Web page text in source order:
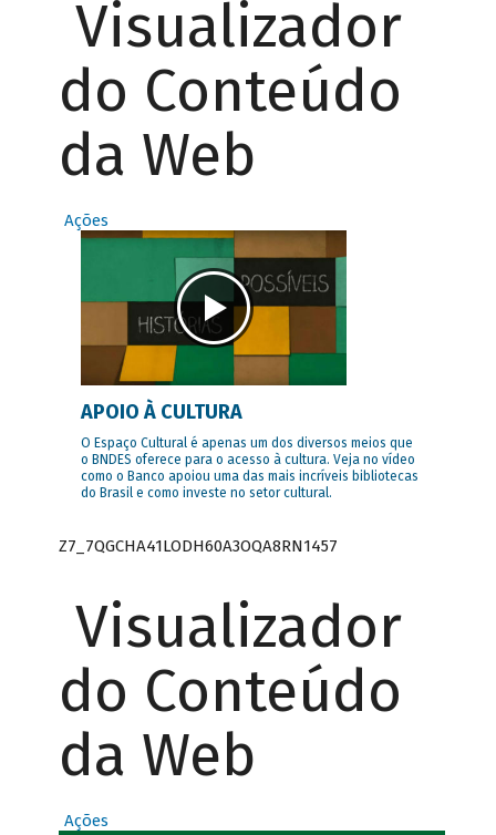
Visualizador
do Conteúdo
da Web
Ações
APOIO À CULTURA
O Espaço Cultural é apenas um dos diversos meios que
o BNDES oferece para o acesso à cultura. Veja no vídeo
como o Banco apoiou uma das mais incríveis bibliotecas
do Brasil e como investe no setor cultural.
Z7_7QGCHA41LODH60A3OQA8RN1457
Visualizador
do Conteúdo
da Web
Ações